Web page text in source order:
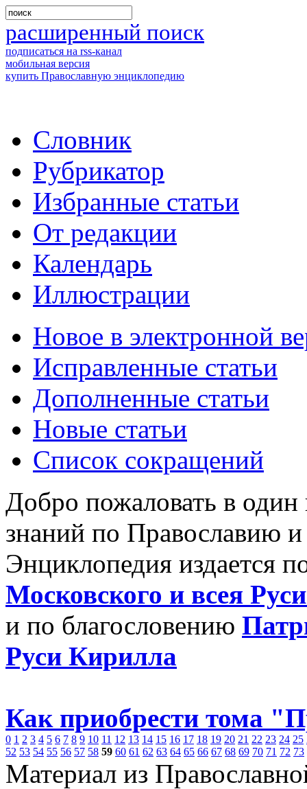
расширенный поиск
подписаться на rss-канал
мобильная версия
купить Православную энциклопедию
Словник
Рубрикатор
Избранные статьи
От редакции
Календарь
Иллюстрации
Новое в электронной
Исправленные статьи
Дополненные статьи
Новые статьи
Список сокращений
Добро пожаловать в
знаний по Православию
Энциклопедия издается
Московского и всея
и по благословению
Руси Кирилла
Как приобрести тома
0 1 2 3 4 5 6 7 8 9 10 11 12 13 14 15 16 17 18 19 20 21 22 23 24 25
52 53 54 55 56 57 58 59 60 61 62 63 64 65 66 67 68 69 70 71 72 73
Материал из